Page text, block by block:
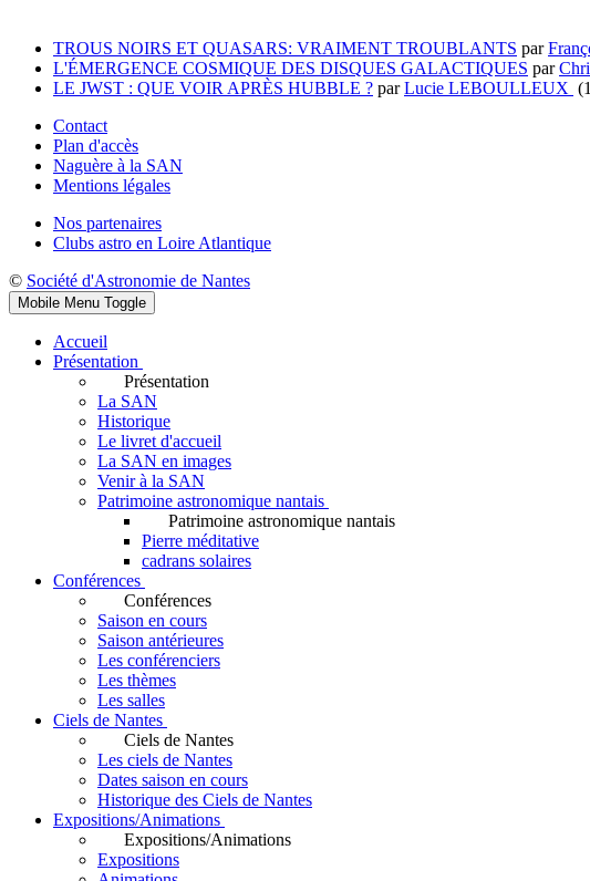
TROUS NOIRS ET QUASARS: VRAIMENT TROUBLANTS par
L'ÉMERGENCE COSMIQUE DES DISQUES GALACTIQUES par
LE JWST : QUE VOIR APRÈS HUBBLE ? parLucie LEBOULLEUX
Contact
Plan d'accès
Naguère à la SAN
Mentions légales
Nos partenaires
Clubs astro en Loire Atlantique
© Société d'Astronomie de Nantes
Mobile Menu Toggle
Accueil
Présentation
Présentation
La SAN
Historique
Le livret d'accueil
La SAN en images
Venir à la SAN
Patrimoine astronomique nantais
Patrimoine astronomique nantais
Pierre méditative
cadrans solaires
Conférences
Conférences
Saison en cours
Saison antérieures
Les conférenciers
Les thèmes
Les salles
Ciels de Nantes
Ciels de Nantes
Les ciels de Nantes
Dates saison en cours
Historique des Ciels de Nantes
Expositions/Animations
Expositions/Animations
Expositions